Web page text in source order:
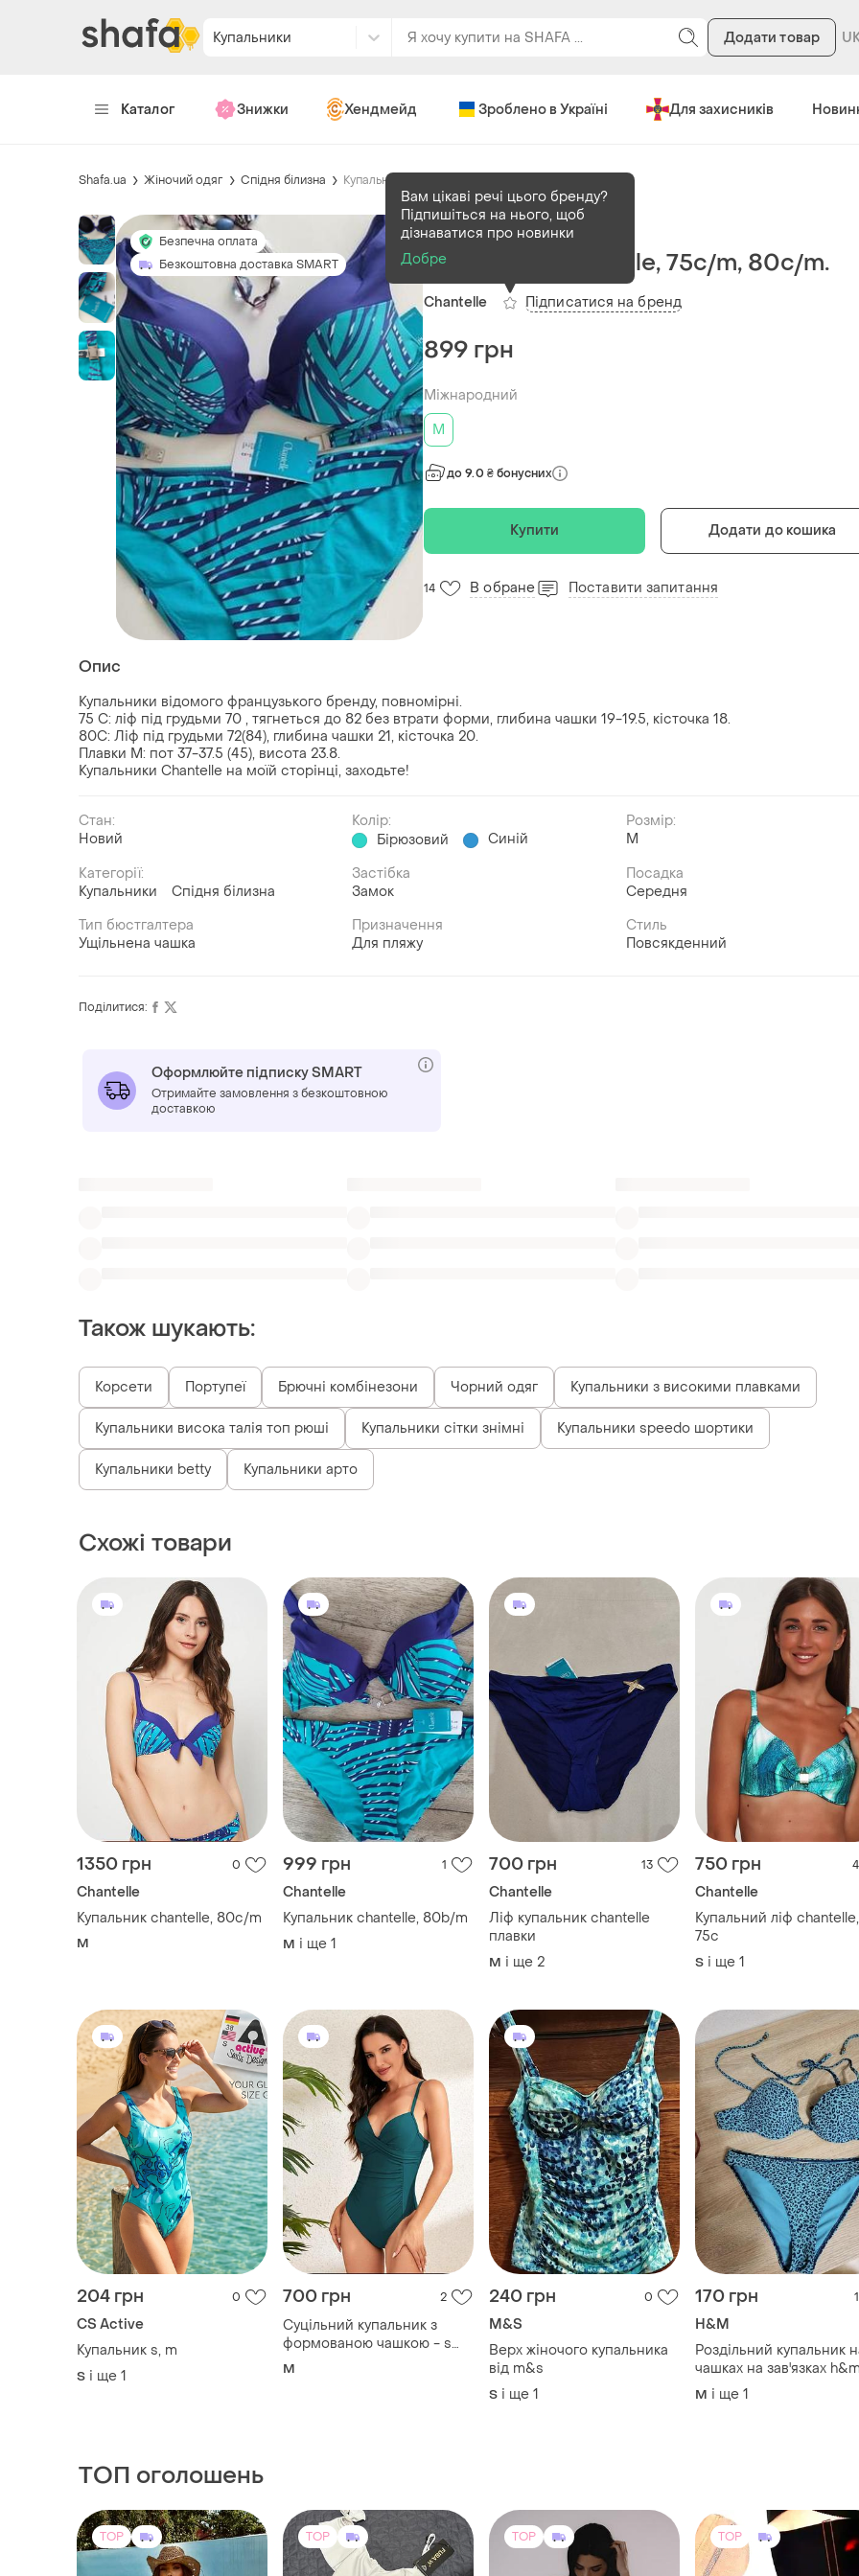
Купальники Додати товар
Каталог Знижки Хендмейд Зроблено в Україні Для захисників
Shafa.ua Жіночий одяг Спідня білизна Купальники
Безпечна оплата
Безкоштовна доставка SMART
В наявності1 шт
Купальник chantelle, 75с/m, 80c/m.
Chantelle
Вам цікаві речі цього бренду?
Підпишіться на нього, щоб
дізнаватися про новинки
Добре
Підписатися на бренд
899 грн
Міжнародний
M
до 9.0 ₴ бонусних
Купити Додати до кошика
14 В обране Поставити запитання
Опис
Купальники відомого французького бренду, повномірні.
75 С: ліф під грудьми 70 , тягнеться до 82 без втрати форми, глибина чашки 19-19.5, кісточка 18.
80С: Ліф під грудьми 72(84), глибина чашки 21, кісточка 20.
Плавки М: пот 37-37.5 (45), висота 23.8.
Купальники Chantelle на моїй сторінці, заходьте!
Стан:
Новий
Колір:
Бірюзовий
Синій
Розмір:
M
Категорії:
Купальники
Спідня білизна
Застібка
Замок
Посадка
Середня
Тип бюстгалтера
Ущільнена чашка
Призначення
Для пляжу
Стиль
Повсякденний
Поділитися:
Оформлюйте підписку SMART
Отримайте замовлення з безкоштовною
доставкою
Також шукають:
Корсети Портупеї Брючні комбінезони Чорний одяг Купальники з високими плавками
Купальники висока талія топ рюші Купальники сітки знімні Купальники speedo шортики
Купальники betty Купальники арто
Схожі товари
1350 грн 0
Chantelle
Купальник chantelle, 80c/m
M
999 грн 1
Chantelle
Купальник chantelle, 80b/m
M і ще 1
700 грн 13
Chantelle
Ліф купальник chantelle
плавки
M і ще 2
750 грн 4
Chantelle
Купальний ліф chantelle,
75c
S і ще 1
204 грн 0
CS Active
Купальник s, m
S і ще 1
700 грн 2
Суцільний купальник з
формованою чашкою - s
(70d, 75c, 75d) та m (80b,
M
240 грн 0
M&S
Верх жіночого купальника
від m&s
S і ще 1
170 грн 1
H&M
Роздільний купальник
чашках на зав'язках
M і ще 1
ТОП оголошень
TOP TOP TOP TOP